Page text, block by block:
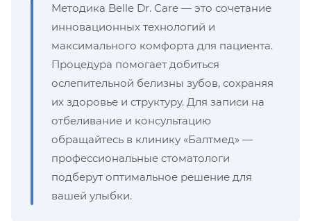
Методика Belle Dr. Care — это сочетание
инновационных технологий и
максимального комфорта для пациента.
Процедура помогает добиться
ослепительной белизны зубов, сохраняя
их здоровье и структуру. Для записи на
отбеливание и консультацию
обращайтесь в клинику «Балтмед» —
профессиональные стоматологи
подберут оптимальное решение для
вашей улыбки.